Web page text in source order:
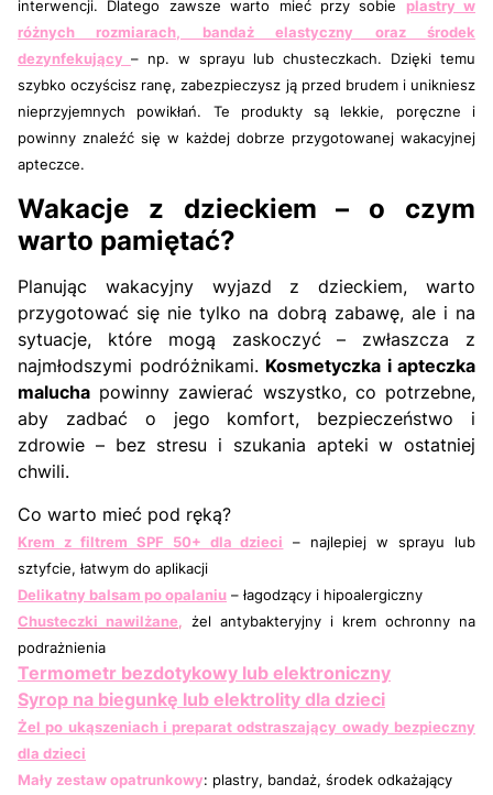
interwencji. Dlatego zawsze warto mieć przy sobie plastry w
różnych rozmiarach, bandaż elastyczny oraz środek
dezynfekujący – np. w sprayu lub chusteczkach. Dzięki temu
szybko oczyścisz ranę, zabezpieczysz ją przed brudem i unikniesz
nieprzyjemnych powikłań. Te produkty są lekkie, poręczne i
powinny znaleźć się w każdej dobrze przygotowanej wakacyjnej
apteczce.
Wakacje z dzieckiem – o czym
warto pamiętać?
Planując wakacyjny wyjazd z dzieckiem, warto
przygotować się nie tylko na dobrą zabawę, ale i na
sytuacje, które mogą zaskoczyć – zwłaszcza z
najmłodszymi podróżnikami. Kosmetyczka i apteczka
malucha powinny zawierać wszystko, co potrzebne,
aby zadbać o jego komfort, bezpieczeństwo i
zdrowie – bez stresu i szukania apteki w ostatniej
chwili.
Co warto mieć pod ręką?
Krem z filtrem SPF 50+ dla dzieci – najlepiej w sprayu lub
sztyfcie, łatwym do aplikacji
Delikatny balsam po opalaniu – łagodzący i hipoalergiczny
Chusteczki nawilżane, żel antybakteryjny i krem ochronny na
podrażnienia
Termometr bezdotykowy lub elektroniczny
Syrop na biegunkę lub elektrolity dla dzieci
Żel po ukąszeniach i preparat odstraszający owady bezpieczny
dla dzieci
Mały zestaw opatrunkowy: plastry, bandaż, środek odkażający